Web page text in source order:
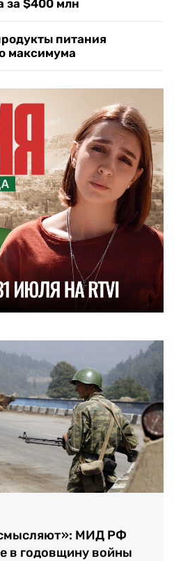
за $400 млн
питания
максимума
МИД РФ
в годовщину войны